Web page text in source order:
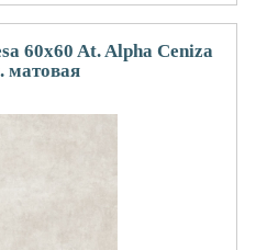
60x60 At. Alpha Ceniza
матовая